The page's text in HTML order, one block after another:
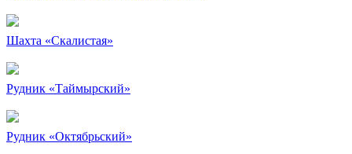
Шахта «Скалистая»
Рудник «Таймырский»
Рудник «Октябрьский»